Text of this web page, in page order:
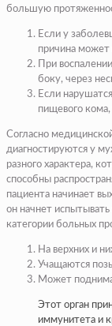
большую
Если у
причина
При
боку, через
Если
пищевого
Согласно
диагностируются у
разного характера,
способны
пациента начинает
он начнет
категории больных
На верхних и
Учащаются
Может
Этот орган
иммунитета и